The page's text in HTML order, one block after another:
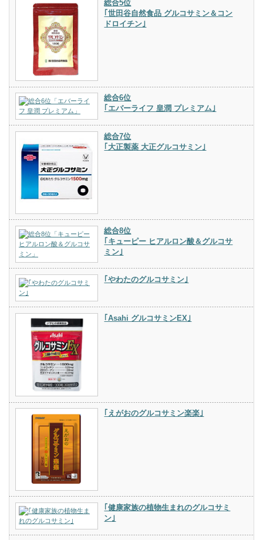
総合5位
｢世田谷自然食品 グルコサミン＆コン
ドロイチン｣
総合6位
｢エバーライフ 皇潤 プレミアム｣
総合7位
｢大正製薬 大正グルコサミン｣
総合8位
｢キューピー ヒアルロン酸＆グルコサ
ミン｣
｢やわたのグルコサミン｣
｢Asahi グルコサミンEX｣
｢えがおのグルコサミン楽楽｣
｢健康家族の植物生まれのグルコサミ
ン｣